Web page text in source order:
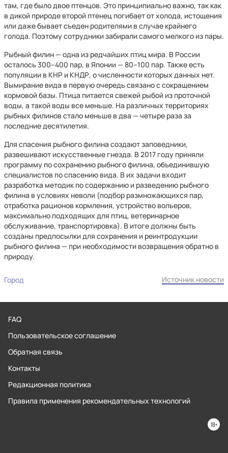
там, где было двое птенцов. Это принципиально важно, так как
в дикой природе второй птенец погибает от холода, истощения
или даже бывает съеден родителями в случае крайнего
голода. Поэтому сотрудники забирали самого мелкого из пары.
Рыбный филин — одна из редчайших птиц мира. В России
осталось 300–400 пар, в Японии — 80–100 пар. Также есть
популяции в КНР и КНДР, о численности которых данных нет.
Вымирание вида в первую очередь связано с сокращением
кормовой базы. Птица питается свежей рыбой из проточной
воды, а такой воды все меньше. На различных территориях
рыбных филинов стало меньше в два — четыре раза за
последние десятилетия.
Для спасения рыбного филина создают заповедники,
развешивают искусственные гнезда. В 2017 году приняли
программу по сохранению рыбного филина, объединившую
специалистов по спасению вида. В их задачи входит
разработка методик по содержанию и разведению рыбного
филина в условиях неволи (подбор размножающихся пар,
отработка рационов кормления, устройство вольеров,
максимально подходящих для птиц, ветеринарное
обслуживание, транспортировка). В итоге должны быть
созданы предпосылки для сохранения и реинтродукции
рыбного филина — при необходимости возвращения обратно в
природу.
Город Источник новости
FAQ
Пользовательское соглашение
Обратная связь
Контакты
Редакционная политика
Правила применения рекомендательных технологий